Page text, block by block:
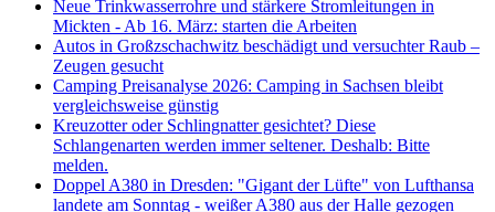
Neue Trinkwasserrohre und stärkere Stromleitungen in
Mickten - Ab 16. März: starten die Arbeiten
Autos in Großzschachwitz beschädigt und versuchter Raub –
Zeugen gesucht
Camping Preisanalyse 2026: Camping in Sachsen bleibt
vergleichsweise günstig
Kreuzotter oder Schlingnatter gesichtet? Diese
Schlangenarten werden immer seltener. Deshalb: Bitte
melden.
Doppel A380 in Dresden: "Gigant der Lüfte" von Lufthansa
landete am Sonntag - weißer A380 aus der Halle gezogen